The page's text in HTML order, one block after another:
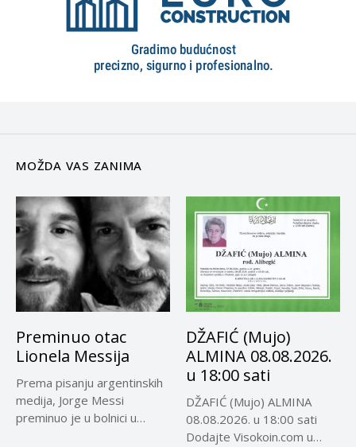
MOŽDA VAS ZANIMA
Preminuo otac
Lionela Messija
Prema pisanju argentinskih
medija, Jorge Messi
preminuo je u bolnici u
DŽAFIĆ (Mujo)
ALMINA 08.08.2026.
u 18:00 sati
DŽAFIĆ (Mujo) ALMINA
08.08.2026. u 18:00 sati
Dodajte Visokoin.com u